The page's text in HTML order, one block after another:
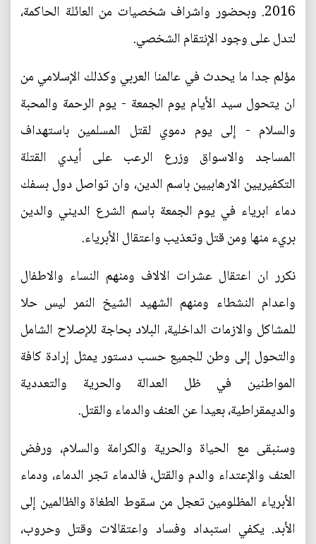
2016. وبحضور واشراف شخصيات من العائلة الحاكمة،
لتدل على وجود الإنتقام الشخصي.
مؤلم جدا ما يحدث في عالمنا العربي وكذلك الإسلامي من
ان يتحول سيد الأيام يوم الجمعة - يوم الرحمة والمحبة
والسلام - إلى يوم دموي لقتل المسلمين باستهداف
المساجد والاسواق وزرع الرعب على أيدي القتلة
التكفيريين الارهابيين باسم الدين، وان تواصل دول بسفك
دماء ابرياء في يوم الجمعة باسم الشرع الديني والدين
بريء منها ومن قتل وتعذيب واعتقال الأبرياء.
نكرر ان اعتقال عشرات الالاف ومنهم النساء والاطفال
واعدام النشطاء ومنهم الشهيد الشيخ النمر ليس حلا
للمشاكل والازمات الداخلية، البلاد بحاجة للإصلاح الشامل
والتحول إلى وطن للجميع حسب دستور يمثل إرادة كافة
المواطنين في ظل العدالة والحرية والتعددية
والديمقراطية، بعيدا عن العنف والدماء والقتل.
وسنبقى مع الحياة والحرية والكرامة والسلام، ورفض
العنف والإعتداء والدم والقتل، فالدماء تجر الدماء، ودماء
الأبرياء المظلومين تعجل من سقوط الطغاة والظالمين إلى
الأبد. يكفي استبداد وفساد واعتقالات وقتل وحروب،